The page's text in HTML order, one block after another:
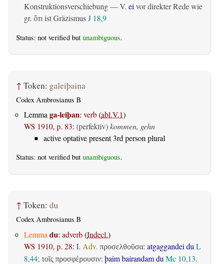
Konstruktionsverschiebung — V. ei vor direkter Rede wie
gr. ὅτι ist GräzismusJ 18,9
Status: not verified but unambiguous.
↑ Token: galeiþaina
Codex Ambrosianus B
Lemmaga-leiþan: verb(abl.V.1)
WS 1910, p. 83: (perfektiv)kommen, gehn
active optative present 3rd person plural
Status: not verified but unambiguous.
↑ Token: du
Codex Ambrosianus B
Lemma du: adverb(Indecl.)
WS 1910, p. 28: I. Adv. προσελθοῦσα: atgaggandei du L
8,44; τοῖς προσφέρουσιν: þaim bairandam du Mc 10,13.